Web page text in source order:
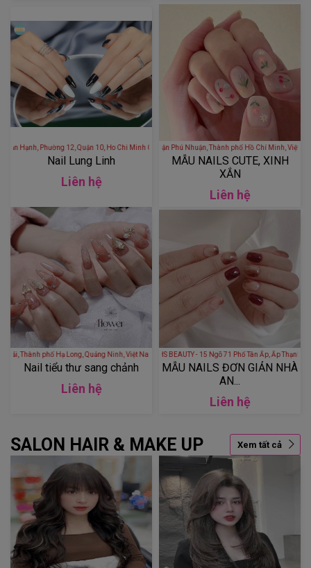
- 483 Sư Vạn Hạnh, Phường 12, Quận 10, Ho Chi Minh City, Vietnam
Nail Lung Linh
Liên hệ
FUDI SPA - Hồ Biểu Chánh, phường 11, quận Phú Nhuận, Thành phố Hồ Chí
MẪU NAILS CUTE, XINH
XẮN
Liên hệ
Hải, Thành phố Hạ Long, Quảng Ninh, Việt Nam
Nail tiểu thư sang chảnh
Liên hệ
ANHS BEAUTY - 15 Ngõ 71 Phố Tân Ấp, Ấp Thạnh Vinh, Phúc
MẪU NAILS ĐƠN GIẢN NHÀ
AN...
Liên hệ
SALON HAIR & MAKE UP Xem tất cả